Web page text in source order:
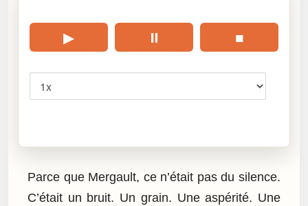
▶ ⏸ ■
Parce que Mergault, ce n’était pas du silence.
C’était un bruit. Un grain. Une aspérité. Une